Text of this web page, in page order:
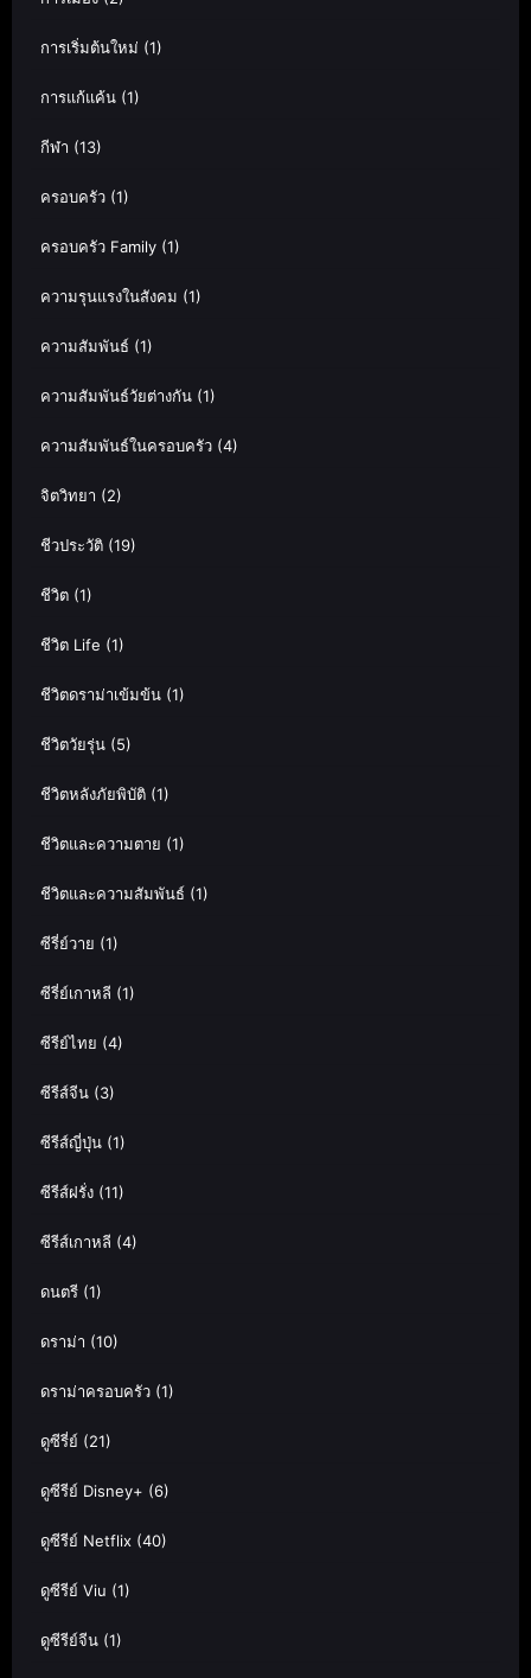
การเริ่มต้นใหม่ (1)
การแก้แค้น (1)
กีฬา (13)
ครอบครัว (1)
ครอบครัว Family (1)
ความรุนแรงในสังคม (1)
ความสัมพันธ์ (1)
ความสัมพันธ์วัยต่างกัน (1)
ความสัมพันธ์ในครอบครัว (4)
จิตวิทยา (2)
ชีวประวัติ (19)
ชีวิต (1)
ชีวิต Life (1)
ชีวิตดราม่าเข้มข้น (1)
ชีวิตวัยรุ่น (5)
ชีวิตหลังภัยพิบัติ (1)
ชีวิตและความตาย (1)
ชีวิตและความสัมพันธ์ (1)
ซีรี่ย์วาย (1)
ซีรี่ย์เกาหลี (1)
ซีรีย์ไทย (4)
ซีรีส์จีน (3)
ซีรีส์ญี่ปุ่น (1)
ซีรีส์ฝรั่ง (11)
ซีรีส์เกาหลี (4)
ดนตรี (1)
ดราม่า (10)
ดราม่าครอบครัว (1)
ดูซีรี่ย์ (21)
ดูซีรีย์ Disney+ (6)
ดูซีรีย์ Netflix (40)
ดูซีรีย์ Viu (1)
ดูซีรีย์จีน (1)